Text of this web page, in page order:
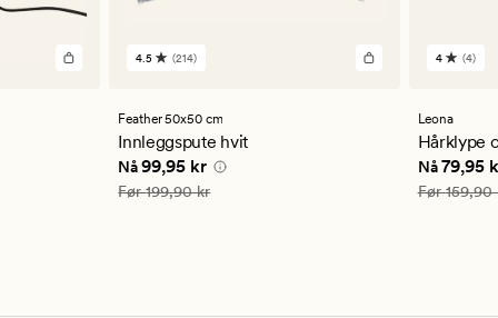
214
en
gjennomsnittlig
vurdering
på
4.5
4.5 (214)
Feather 50x50 cm
Innleggspute hvit
Nåværende pris
Nå 99,95 kr
Vanlig pris 199,90 kr
Før199,90 kr
4
en
på
4
4 (4)
Leona
Hårklype
Nå 79,95
Vanlig pris
Før159,90